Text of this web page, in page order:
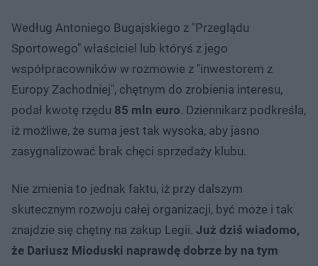
Według Antoniego Bugajskiego z "Przeglądu
Sportowego" właściciel lub któryś z jego
współpracowników w rozmowie z "inwestorem z
Europy Zachodniej", chętnym do zrobienia interesu,
podał kwotę rzędu 85 mln euro. Dziennikarz podkreśla,
iż możliwe, że suma jest tak wysoka, aby jasno
zasygnalizować brak chęci sprzedaży klubu.
Nie zmienia to jednak faktu, iż przy dalszym
skutecznym rozwoju całej organizacji, być może i tak
znajdzie się chętny na zakup Legii. Już dziś wiadomo,
że Dariusz Mioduski naprawdę dobrze by na tym